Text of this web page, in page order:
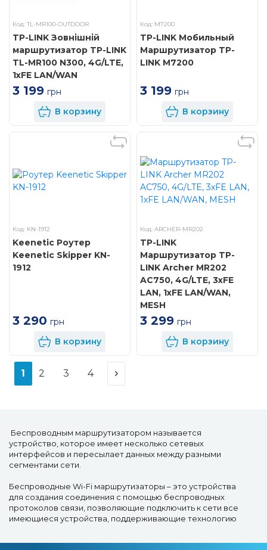
Код: TL-MR100-OUTDOOR
TP-LINK Зовнішній
маршрутизатор TP-LINK
TL-MR100 N300, 4G/LTE,
1xFE LAN/WAN
3 199 грн
В корзину
Код: M7200
TP-LINK Мобильный
Маршрутизатор TP-
LINK M7200
3 199 грн
В корзину
Код: KN-1912
Keenetic Роутер
Keenetic Skipper KN-
1912
3 290 грн
В корзину
Код: ARCHER-MR202
TP-LINK
Маршрутизатор TP-
LINK Archer MR202
AC750, 4G/LTE, 3xFE
LAN, 1xFE LAN/WAN,
MESH
3 299 грн
В корзину
1 2 3 4
Беспроводным маршрутизатором называется
устройство, которое имеет несколько сетевых
интерфейсов и пересылает данных между разными
сегментами сети.
Беспроводные Wi-Fi маршрутизаторы – это устройства
для создания соединения с помощью беспроводных
протоколов связи, позволяющие подключить к сети все
имеющиеся устройства, поддерживающие технологию